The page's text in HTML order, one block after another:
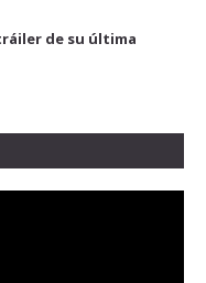
de su última